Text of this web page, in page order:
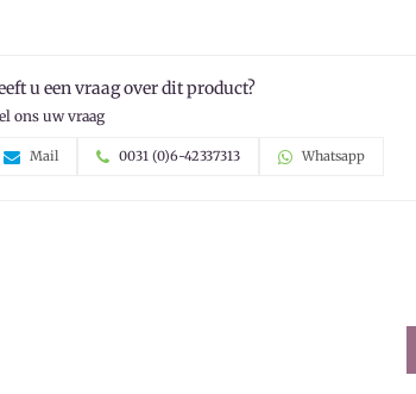
u een vraag over dit product?
ons uw vraag
Mail 0031 (0)6-42337313 Whatsapp